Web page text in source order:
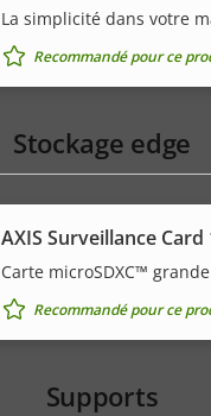
La simplicité dans votre
Recommandé pour ce
Stockage edge
AXIS Surveillance Card
Carte microSDXC™
Recommandé pour ce
Supports